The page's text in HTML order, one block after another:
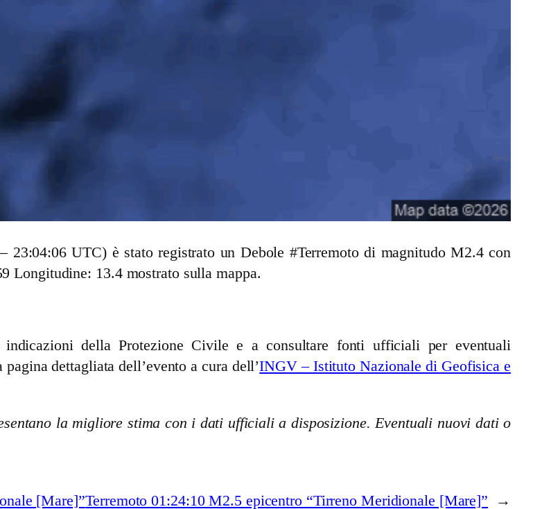
23:04:06 UTC) è stato registrato un Debole #Terremoto di magnitudo M2.4 con
Longitudine: 13.4 mostrato sulla mappa.
della Protezione Civile e a consultare fonti ufficiali per eventuali
dettagliata dell’evento a cura dell’INGV – Istituto Nazionale di Geofisica e
la migliore stima con i dati ufficiali a disposizione. Eventuali nuovi dati o
[Mare]”Terremoto 01:24:10 M2.5 epicentro “Tirreno Meridionale [Mare]” →